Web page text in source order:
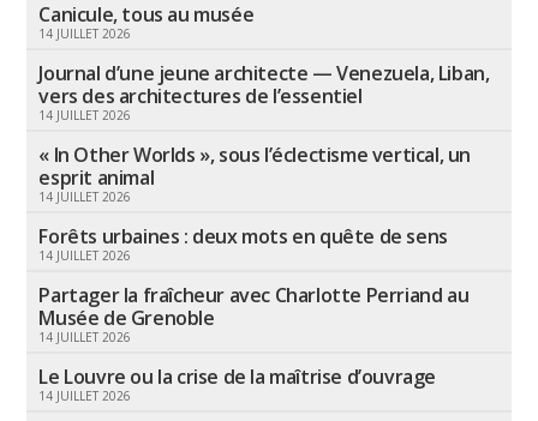
Canicule, tous au musée
14 JUILLET 2026
Journal d’une jeune architecte — Venezuela, Liban,
vers des architectures de l’essentiel
14 JUILLET 2026
« In Other Worlds », sous l’éclectisme vertical, un
esprit animal
14 JUILLET 2026
Forêts urbaines : deux mots en quête de sens
14 JUILLET 2026
Partager la fraîcheur avec Charlotte Perriand au
Musée de Grenoble
14 JUILLET 2026
Le Louvre ou la crise de la maîtrise d’ouvrage
14 JUILLET 2026